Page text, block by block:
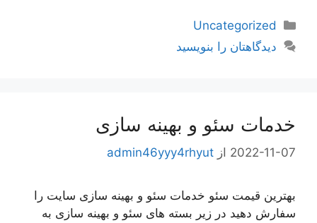
دسته‌ها
Uncategorized
دیدگاهتان را بنویسید
خدمات سئو و بهینه سازی
2022-11-07 از admin46yyy4rhyut
بهترین قیمت سئو خدمات سئو و بهینه سازی سایت را
سفارش دهید در زیر بسته های سئو و بهینه سازی به